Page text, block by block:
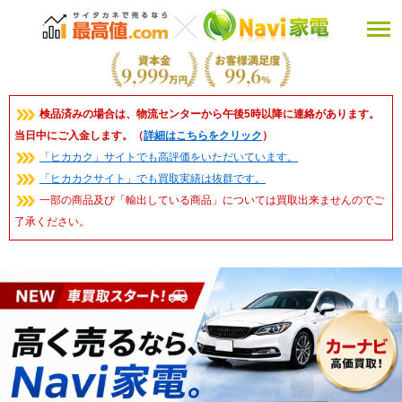
検品済みの場合は、物流センターから午後5時以降に連絡があります。
当日中にご入金します。（詳細はこちらをクリック ）
「ヒカカク」サイトでも高評価をいただいています。
「ヒカカクサイト」でも買取実績は抜群です。
一部の商品及び「輸出している商品」については買取出来ませんのでご
了承ください。